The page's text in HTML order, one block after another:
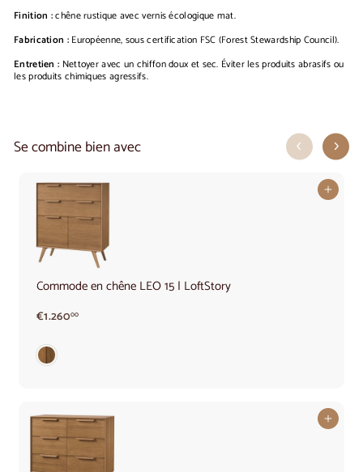
Finition :chêne rustique avec vernis écologique mat.
Fabrication :Européenne, sous certification FSC (Forest Stewardship Council).
Entretien : Nettoyer avec un chiffon doux et sec. Éviter les produits abrasifs ou
les produits chimiques agressifs.
Se combine bien avec
Ajouter au panier
Commode en chêne LEO 15 | LoftStory
€1.26000€1.260,00
Ajouter au panier